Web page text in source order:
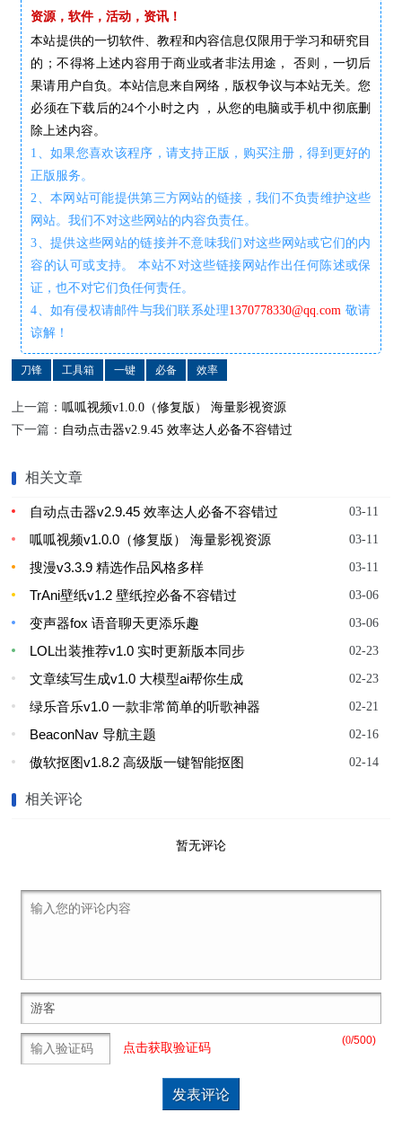
资源，软件，活动，资讯！
本站提供的一切软件、教程和内容信息仅限用于学习和研究目
的；不得将上述内容用于商业或者非法用途， 否则，一切后
果请用户自负。本站信息来自网络，版权争议与本站无关。您
必须在下载后的24个小时之内 ，从您的电脑或手机中彻底删
除上述内容。
1、如果您喜欢该程序，请支持正版，购买注册，得到更好的
正版服务。
2、本网站可能提供第三方网站的链接，我们不负责维护这些
网站。我们不对这些网站的内容负责任。
3、提供这些网站的链接并不意味我们对这些网站或它们的内
容的认可或支持。 本站不对这些链接网站作出任何陈述或保
证，也不对它们负任何责任。
4、如有侵权请邮件与我们联系处理1370778330@qq.com 敬请
谅解！
刀锋 工具箱 一键 必备 效率
上一篇：呱呱视频v1.0.0（修复版） 海量影视资源
下一篇： 自动点击器v2.9.45 效率达人必备不容错过
相关文章
03-11
自动点击器v2.9.45 效率达人必备不容错过
03-11
呱呱视频v1.0.0（修复版） 海量影视资源
03-11
搜漫v3.3.9 精选作品风格多样
03-06
TrAni壁纸v1.2 壁纸控必备不容错过
03-06
变声器fox 语音聊天更添乐趣
02-23
LOL出装推荐v1.0 实时更新版本同步
02-23
文章续写生成v1.0 大模型ai帮你生成
02-21
绿乐音乐v1.0 一款非常简单的听歌神器
02-16
BeaconNav 导航主题
02-14
傲软抠图v1.8.2 高级版一键智能抠图
相关评论
暂无评论
(0/500)
点击获取验证码